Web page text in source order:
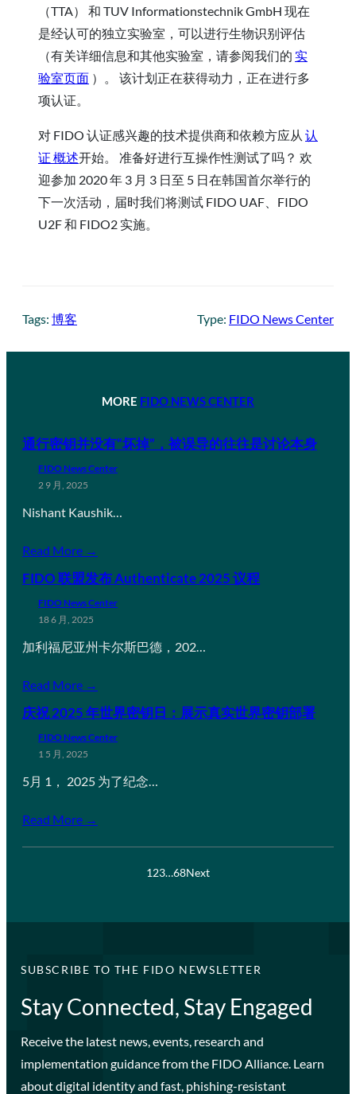
（TTA） 和 TUV Informationstechnik GmbH 现在
是经认可的独立实验室，可以进行生物识别评估
（有关详细信息和其他实验室，请参阅我们的 实
验室页面 ）。 该计划正在获得动力，正在进行多
项认证。
对 FIDO 认证感兴趣的技术提供商和依赖方应从 认
证 概述开始。 准备好进行互操作性测试了吗？ 欢
迎参加 2020 年 3 月 3 日至 5 日在韩国首尔举行的
下一次活动，届时我们将测试 FIDO UAF、FIDO
U2F 和 FIDO2 实施。
Tags: 博客 Type: FIDO News Center
MORE FIDO NEWS CENTER
通行密钥并没有“坏掉”，被误导的往往是讨论本身
FIDO News Center
2 9 月, 2025
Nishant Kaushik…
Read More →
FIDO 联盟发布 Authenticate 2025 议程
FIDO News Center
18 6 月, 2025
加利福尼亚州卡尔斯巴德，202…
Read More →
庆祝 2025 年世界密钥日：展示真实世界密钥部署
FIDO News Center
1 5 月, 2025
5月 1， 2025 为了纪念…
Read More →
123…68Next
SUBSCRIBE TO THE FIDO NEWSLETTER
Stay Connected, Stay Engaged
Receive the latest news, events, research and
implementation guidance from the FIDO Alliance. Learn
about digital identity and fast, phishing-resistant